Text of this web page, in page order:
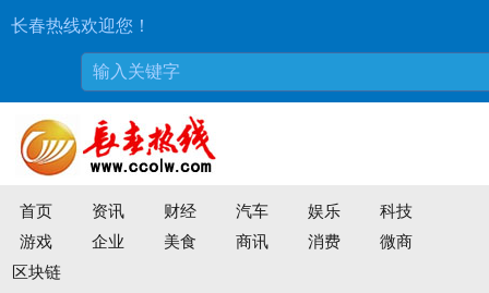
长春热线欢迎您！
首页 资讯 财经 汽车 娱乐
科技
游戏
企业 美食 商讯 消费
微商
区块链